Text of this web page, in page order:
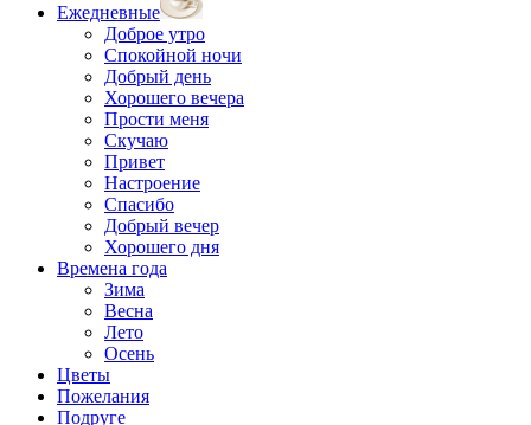
Ежедневные
Доброе утро
Спокойной ночи
Добрый день
Хорошего вечера
Прости меня
Скучаю
Привет
Настроение
Спасибо
Добрый вечер
Хорошего дня
Времена года
Зима
Весна
Лето
Осень
Цветы
Пожелания
Подруге